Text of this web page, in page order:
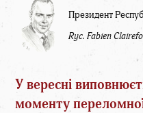
Президент
Ryc. Fabien
У вересні
моменту